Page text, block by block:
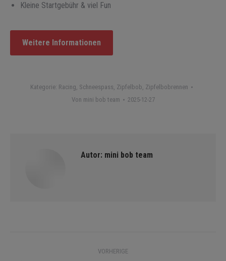
Kleine Startgebühr & viel Fun
Weitere Informationen
Kategorie: Racing, Schneespass, Zipfelbob, Zipfelbobrennen
Von mini bob team 2025-12-27
Autor: mini bob team
VORHERIGE